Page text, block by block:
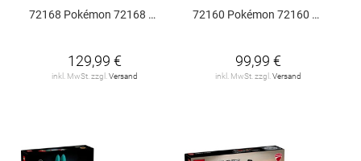
72168 Pokémon 72168 V29
129,99 €
inkl. MwSt. zzgl. Versand
72160 Pokémon 72160 V29
99,99 €
inkl. MwSt. zzgl. Versand